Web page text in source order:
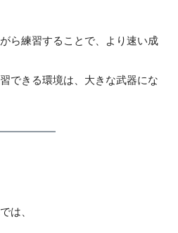
ら練習することで、より速い成
できる環境は、大きな武器にな
は、